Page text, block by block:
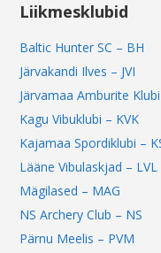
Liikmesklubid
Baltic Hunter SC – BH
Järvakandi Ilves – JVI
Järvamaa Amburite Klubi
Kagu Vibuklubi – KVK
Kajamaa Spordiklubi –
Lääne Vibulaskjad – LVL
Mägilased – MAG
NS Archery Club – NS
Pärnu Meelis – PVM